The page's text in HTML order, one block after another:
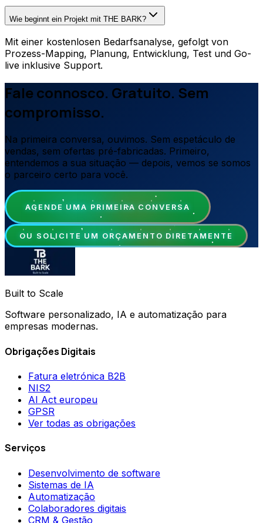
Wie beginnt ein Projekt mit THE BARK?
Mit einer kostenlosen Bedarfsanalyse, gefolgt von
Prozess-Mapping, Planung, Entwicklung, Test und Go-
live inklusive Support.
Fale connosco. Gratuito. Sem
compromisso.
Na primeira conversa, ouvimos. Sem espetáculo de
vendas, sem ofertas pré-fabricadas. Primeiro,
entendemos a sua situação — depois, vemos se somos
o parceiro certo para você.
AGENDE UMA PRIMEIRA CONVERSA
OU SOLICITE UM ORÇAMENTO DIRETAMENTE
Built to Scale
Software personalizado, IA e automatização para
empresas modernas.
Obrigações Digitais
Fatura eletrónica B2B
NIS2
AI Act europeu
GPSR
Ver todas as obrigações
Serviços
Desenvolvimento de software
Sistemas de IA
Automatização
Colaboradores digitais
CRM & Gestão